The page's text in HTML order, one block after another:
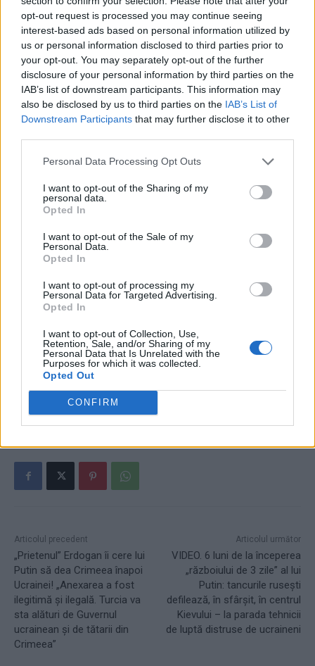
opt-out request is processed you may continue seeing
interest-based ads based on personal information utilized by
us or personal information disclosed to third parties prior to
your opt-out. You may separately opt-out of the further
disclosure of your personal information by third parties on the
IAB’s list of downstream participants. This information may
also be disclosed by us to third parties on the IAB’s List of
Downstream Participants that may further disclose it to other
Personal Data Processing Opt Outs
I want to opt-out of the Sharing of my
personal data.
Opted In
I want to opt-out of the Sale of my
Personal Data.
Opted In
I want to opt-out of processing my
Personal Data for Targeted Advertising.
Opted In
I want to opt-out of Collection, Use,
Retention, Sale, and/or Sharing of my
Personal Data that Is Unrelated with the
Purposes for which it was collected.
Opted Out
CONFIRM
*„Segmente prietenoase ale elitei”, aproape
exclusiv din PSD, sunt sub controlul Chinei,
care vizează să-și sporească „influența
malignă” în România, atrage atenția un
important think-tank
*De ce refuză coaliția PSD-PNL-UDMR să ia
măsuri reale împotriva scumpirii energiei:
de pe urma creșterii prețurilor
Nunta lui George Simion – amestec de erezie
și populism ieftin. Va reacționa Biserica
bogdan chirieac
Articolul precedent
„Prietenul” Erdogan îi cere lui
Putin să dea Crimeea înapoi
Ucrainei! „Anexarea a fost
ilegitimă și ilegală. Turcia va
sta alături de Guvernul
ucrainean și de tătarii din
Crimeea”
Articolul următor
VIDEO. 6 luni de la începerea
„războiului de 3 zile” al lui
Putin: tancurile rusești
defilează, în sfârșit, în centrul
Kievului – la parada tehnicii
de luptă distruse de ucraineni